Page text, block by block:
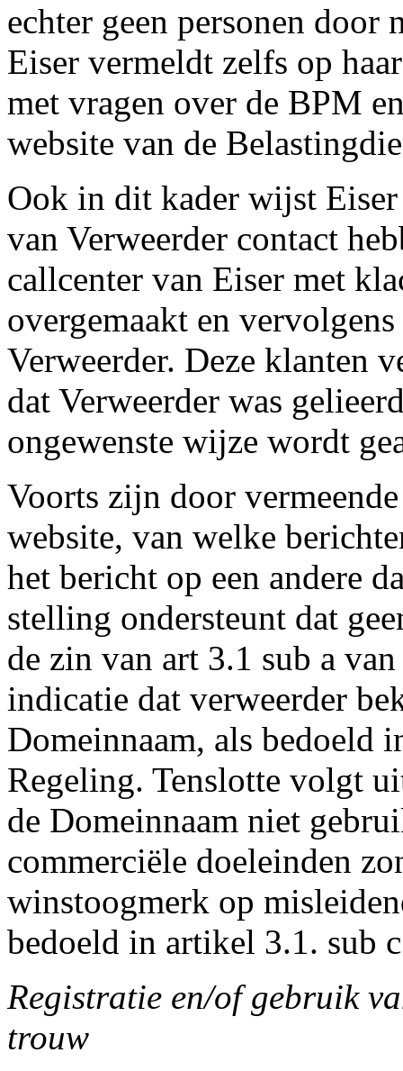
echter geen personen door
Eiser vermeldt zelfs op
met vragen over de BPM
website van de
Ook in dit kader wijst
van Verweerder contact
callcenter van Eiser met
overgemaakt en
Verweerder. Deze klanten
dat Verweerder was
ongewenste wijze wordt
Voorts zijn door
website, van welke
het bericht op een andere
stelling ondersteunt dat
de zin van art 3.1 sub a
indicatie dat verweerder
Domeinnaam, als bedoeld
Regeling. Tenslotte volgt
de Domeinnaam niet
commerciële doeleinden
winstoogmerk op
bedoeld in artikel 3.1. sub
Registratie en/of gebruik
trouw